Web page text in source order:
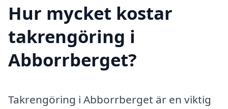
Hur mycket kostar
takrengöring i
Abborrberget?
Takrengöring i Abborrberget är en viktig